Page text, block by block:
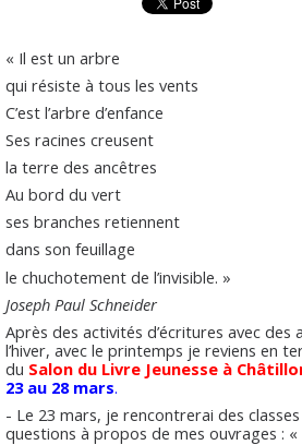
« Il est un arbre
qui résiste à tous les vents
C’est l’arbre d’enfance
Ses racines creusent
la terre des ancêtres
Au bord du vert
ses branches retiennent
dans son feuillage
le chuchotement de l’invisible. »
Joseph Paul Schneider
Après des activités d’écritures avec des
l’hiver, avec le printemps je reviens en
du Salon du Livre Jeunesse à
23 au 28 mars.
- Le 23 mars, je rencontrerai des
questions à propos de mes ouvrages : «